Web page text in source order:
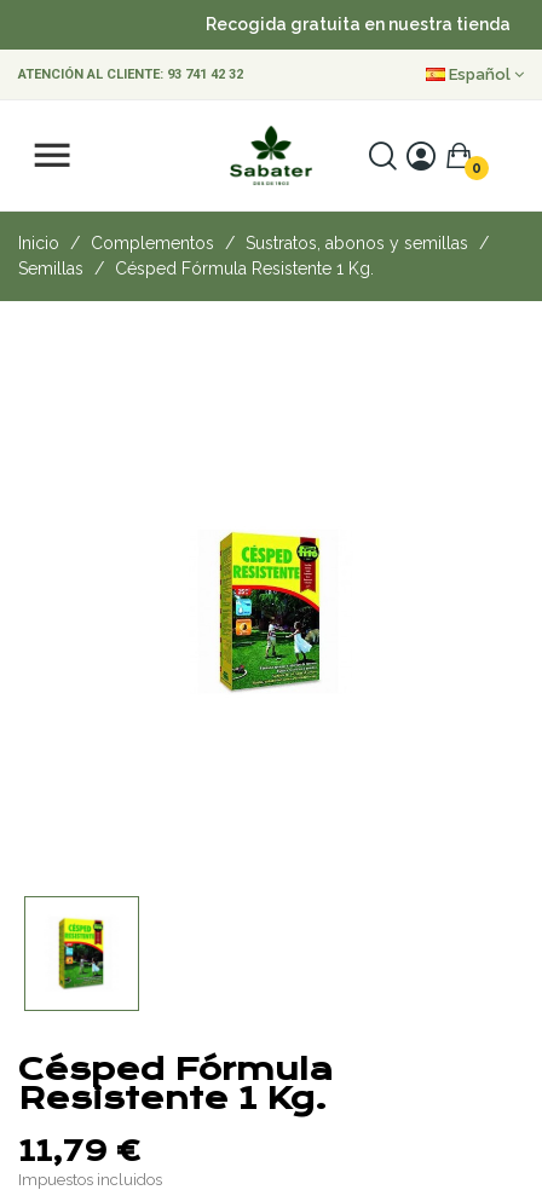
Recogida gratuita en nuestra tienda
ATENCIÓN AL CLIENTE: 93 741 42 32 Español
0
Inicio Complementos
Sustratos, abonos y semillas
Semillas
Césped Fórmula Resistente 1 Kg.
Césped Fórmula
Resistente 1 Kg.
11,79 €
Impuestos incluidos